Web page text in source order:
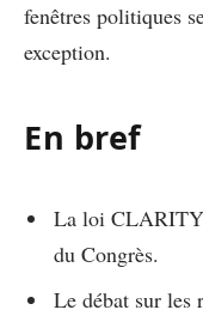
fenêtres politiques
exception.
En bref
La loi CLARITY
du Congrès.
Le débat sur les